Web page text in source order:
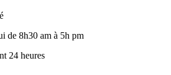
de 8h30 am à 5h pm
24 heures